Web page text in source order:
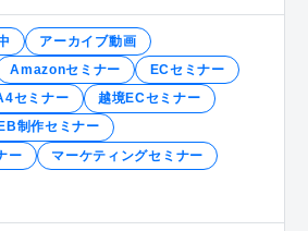
アーカイブ動画
Amazonセミナー
ECセミナー
セミナー
越境ECセミナー
制作セミナー
ー
マーケティングセミナー